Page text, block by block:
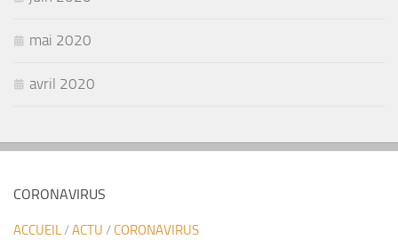
mai 2020
avril 2020
CORONAVIRUS
ACCUEIL/ACTU / CORONAVIRUS